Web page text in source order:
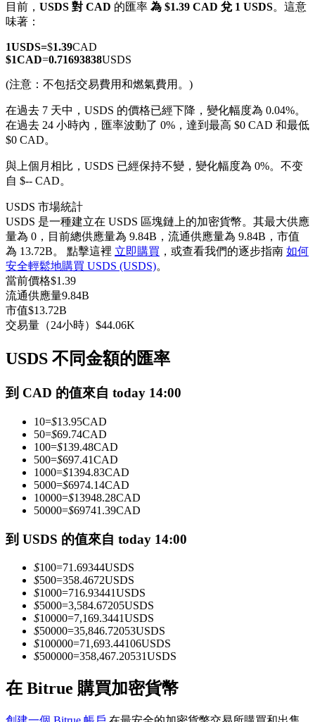
TradFi
USDC永續
多種以USDC結算的永續合約
跟單
合約資訊
目前， USDS 對 CAD 的匯率 為 $1.39 CAD 兌 1 USDS。這意
味著：
1USDS=$1.39CAD
$1CAD=0.71693838USDS
(注意：不包括交易費用和燃氣費用。)
在過去 7 天中，USDS 的價格已經下降，變化幅度為 0.04%。
在過去 24 小時內，匯率波動了 0%，達到最高 $0 CAD 和最低
$0 CAD。
與上個月相比，USDS 已經保持不變，變化幅度為 0%。不变
自 $-- CAD。
USDS 市場統計
USDS 是一種建立在 USDS 區塊鏈上的加密貨幣。其最大供應
量為 0，目前總供應量為 9.84B，流通供應量為 9.84B，市值
為 13.72B。 點擊這裡 立即購買 ，或查看我們的逐步指南 如何
安全輕鬆地購買 USDS (USDS)。
當前價格$1.39
流通供應量9.84B
市值$13.72B
交易量（24小時） $44.06K
USDS 不同金額的匯率
到 CAD 的值來自 today 14:00
10=$13.95CAD
50=$69.74CAD
100=$139.48CAD
500=$697.41CAD
1000=$1394.83CAD
5000=$6974.14CAD
10000=$13948.28CAD
50000=$69741.39CAD
到 USDS 的值來自 today 14:00
$100=71.69344USDS
$500=358.4672USDS
$1000=716.93441USDS
$5000=3,584.67205USDS
$10000=7,169.3441USDS
$50000=35,846.72053USDS
$100000=71,693.44106USDS
$500000=358,467.20531USDS
在 Bitrue 購買加密貨幣